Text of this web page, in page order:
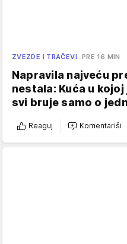
ZVEZDE I TRAČEVI PRE 16 MIN
Napravila najveću
nestala: Kuća u
svi bruje samo o
Reaguj Komentariši